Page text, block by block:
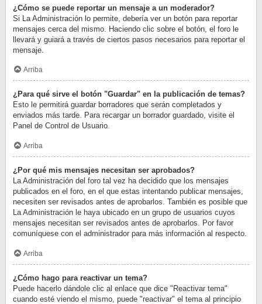
¿Cómo se puede reportar un mensaje a un moderador?
Si La Administración lo permite, debería ver un botón para reportar
mensajes cerca del mismo. Haciendo clic sobre el botón, el foro le
llevará y guiará a través de ciertos pasos necesarios para reportar el
mensaje.
Arriba
¿Para qué sirve el botón "Guardar" en la publicación de temas?
Esto le permitirá guardar borradores que serán completados y
enviados más tarde. Para recargar un borrador guardado, visite el
Panel de Control de Usuario.
Arriba
¿Por qué mis mensajes necesitan ser aprobados?
La Administración del foro tal vez ha decidido que los mensajes
publicados en el foro, en el que estas intentando publicar mensajes,
necesiten ser revisados antes de aprobarlos. También es posible que
La Administración le haya ubicado en un grupo de usuarios cuyos
mensajes necesitan ser revisados antes de aprobarlos. Por favor
comuníquese con el administrador para más información al respecto.
Arriba
¿Cómo hago para reactivar un tema?
Puede hacerlo dándole clic al enlace que dice "Reactivar tema"
cuando esté viendo el mismo, puede "reactivar" el tema al principio